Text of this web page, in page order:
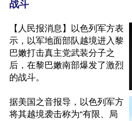
战斗
【人民报消息】以色列军方表
示，以军地面部队越境进入黎
巴嫩打击真主党武装分子之
后，在黎巴嫩南部爆发了激烈
的战斗。
据美国之音报导，以色列军方
将其越境袭击称为“有限、局